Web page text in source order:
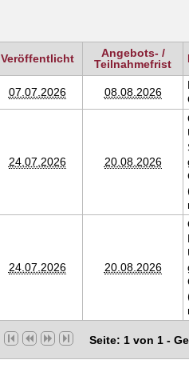
Veröffentlicht
Angebots- /
Teilnahmefrist
07.07.2026 08.08.2026
24.07.2026 20.08.2026
24.07.2026 20.08.2026
Seite: 1 von 1 -